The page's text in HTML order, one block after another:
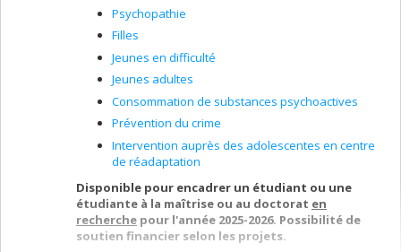
Psychopathie
Filles
Jeunes en difficulté
Jeunes adultes
Consommation de substances psychoactives
Prévention du crime
Intervention auprès des adolescentes en centre
de réadaptation
Disponible pour encadrer un étudiant ou une
étudiante à la maîtrise ou au doctorat en
recherche pour l'année 2025-2026. Possibilité de
soutien financier selon les projets.